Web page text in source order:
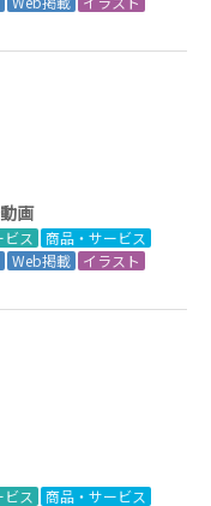
画
ス
商品・サービス
Web掲載
イラスト
ス 商品・サービス